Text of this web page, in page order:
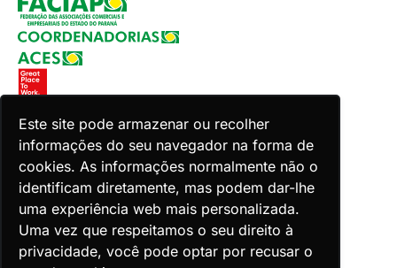
Este site pode armazenar ou recolher
informações do seu navegador na forma de
cookies. As informações normalmente não o
identificam diretamente, mas podem dar-lhe
uma experiência web mais personalizada.
Uma vez que respeitamos o seu direito à
privacidade, você pode optar por recusar o
Copyright 2026 Faciap. Todos os direitos reservados.
Desenvolvido por Zion ACES.